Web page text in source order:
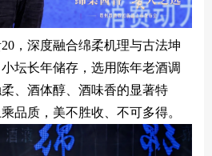
深度融合绵柔机理与古法坤
坛长年储存，选用陈年老酒调
、酒体醇、酒味香的显著特
品质，美不胜收、不可多得。